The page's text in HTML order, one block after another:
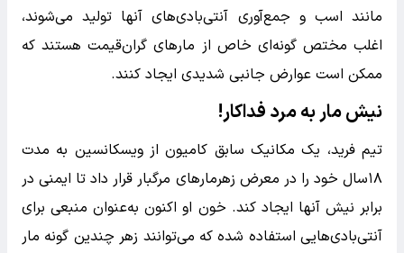
مانند اسب و جمع‌آوری آنتی‌بادی‌های آنها تولید می‌شوند،
اغلب مختص گونه‌ای خاص از مارهای گران‌قیمت هستند که
ممکن است عوارض جانبی شدیدی ایجاد کنند.
نیش مار به مرد فداکار!
تیم فرید، یک مکانیک سابق کامیون از ویسکانسین به مدت
۱۸سال خود را در معرض زهرمارهای مرگبار قرار داد تا ایمنی در
برابر نیش آنها ایجاد کند. خون او اکنون به‌عنوان منبعی برای
آنتی‌بادی‌هایی استفاده شده که می‌توانند زهر چندین گونه مار